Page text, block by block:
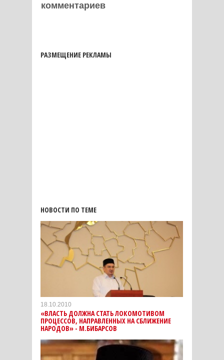
комментариев
РАЗМЕЩЕНИЕ РЕКЛАМЫ
НОВОСТИ ПО ТЕМЕ
18.10.2010
«ВЛАСТЬ ДОЛЖНА СТАТЬ ЛОКОМОТИВОМ
ПРОЦЕССОВ, НАПРАВЛЕННЫХ НА СБЛИЖЕНИЕ
НАРОДОВ» - М.БИБАРСОВ